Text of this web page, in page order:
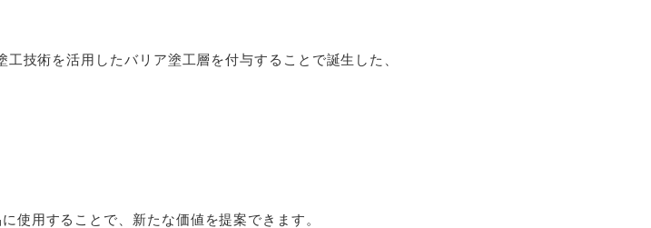
技術を活用したバリア塗工層を付与することで誕生した、
使用することで、新たな価値を提案できます。